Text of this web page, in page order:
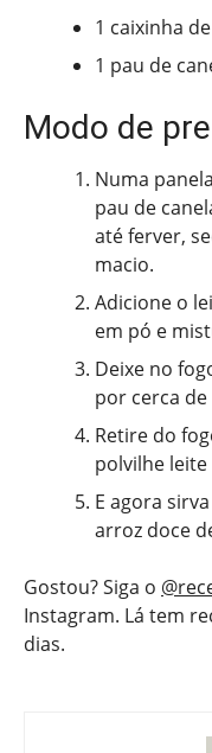
1 caixinha
1 pau de
Modo de
Numa
pau de
até ferver,
macio.
Adicione o
em pó e
Deixe no
por cerca
Retire do
polvilhe
E agora
arroz doce
Gostou? Siga o
Instagram. Lá tem
dias.